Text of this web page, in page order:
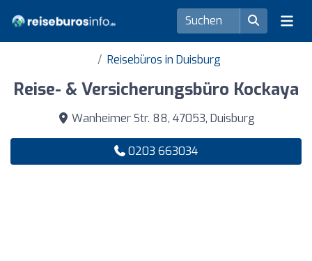
Reisebüros in Duisburg
Reise- & Versicherungsbüro Kockaya
Wanheimer Str. 88, 47053, Duisburg
0203 663034